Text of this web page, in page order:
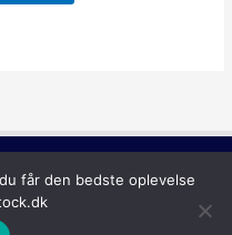
Bodystock
får den bedste oplevelse